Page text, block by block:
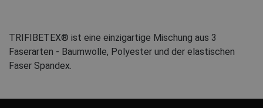
TRIFIBETEX® ist eine einzigartige Mischung aus 3
Faserarten - Baumwolle, Polyester und der elastischen
Faser Spandex.